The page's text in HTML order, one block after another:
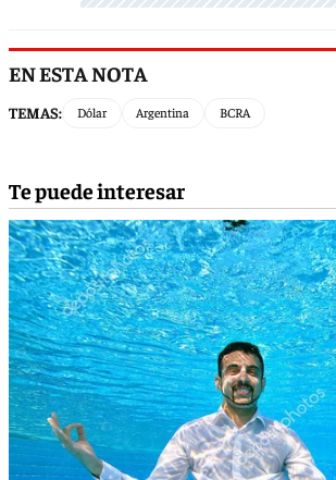
EN ESTA NOTA
TEMAS: Dólar Argentina BCRA